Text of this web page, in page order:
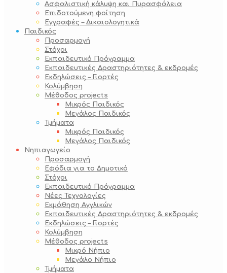
Ασφαλιστική κάλυψη και Πυρασφάλεια
Επιδοτούμενη φοίτηση
Εγγραφές – Δικαιολογητικά
Παιδικός
Προσαρμογή
Στόχοι
Εκπαιδευτικό Πρόγραμμα
Εκπαιδευτικές Δραστηριότητες & εκδρομές
Εκδηλώσεις – Γιορτές
Κολύμβηση
Μέθοδος projects
Μικρός Παιδικός
Μεγάλος Παιδικός
Τμήματα
Μικρός Παιδικός
Μεγάλος Παιδικός
Νηπιαγωγείο
Προσαρμογή
Εφόδια για το Δημοτικό
Στόχοι
Εκπαιδευτικό Πρόγραμμα
Νέες Τεχνολογίες
Εκμάθηση Αγγλικών
Εκπαιδευτικές Δραστηριότητες & εκδρομές
Εκδηλώσεις – Γιορτές
Κολύμβηση
Μέθοδος projects
Μικρό Νήπιο
Μεγάλο Νήπιο
Τμήματα